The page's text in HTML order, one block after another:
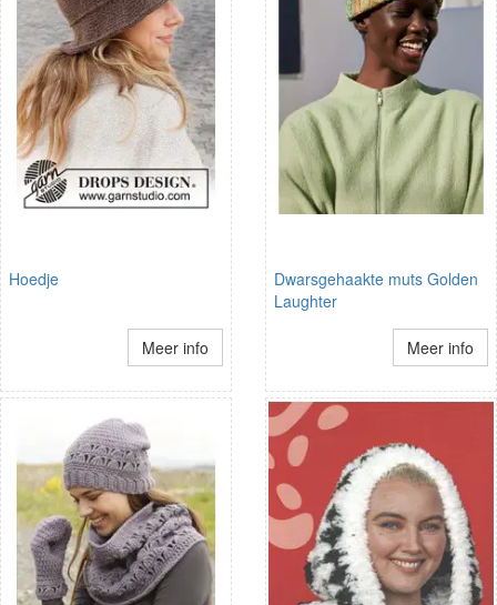
Hoedje
Meer info
Dwarsgehaakte muts Golden
Laughter
Meer info